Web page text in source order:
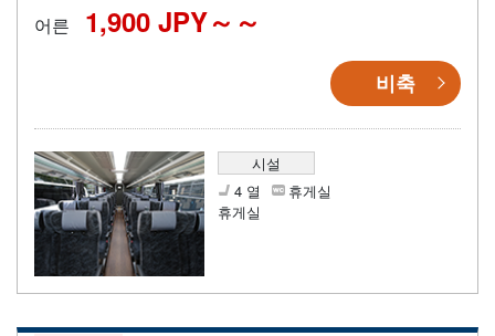
어른 1,900 JPY～
비축
시설
4 열
휴게실
휴게실